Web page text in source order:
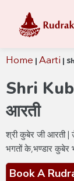
Home Aarti
Shri
आरती
श्री कुबेर जी आरती |
भगतों के,भण्डार
Book A